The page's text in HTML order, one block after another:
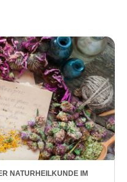
NATURHEILKUNDE IM